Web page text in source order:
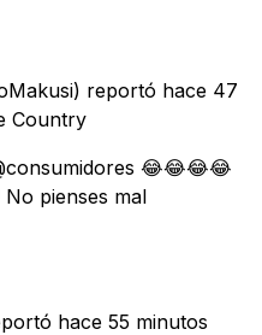
reportó hace 47
Country
😂😂😂😂
pienses mal
hace 55 minutos